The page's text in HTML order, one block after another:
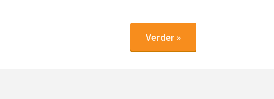
Verder »